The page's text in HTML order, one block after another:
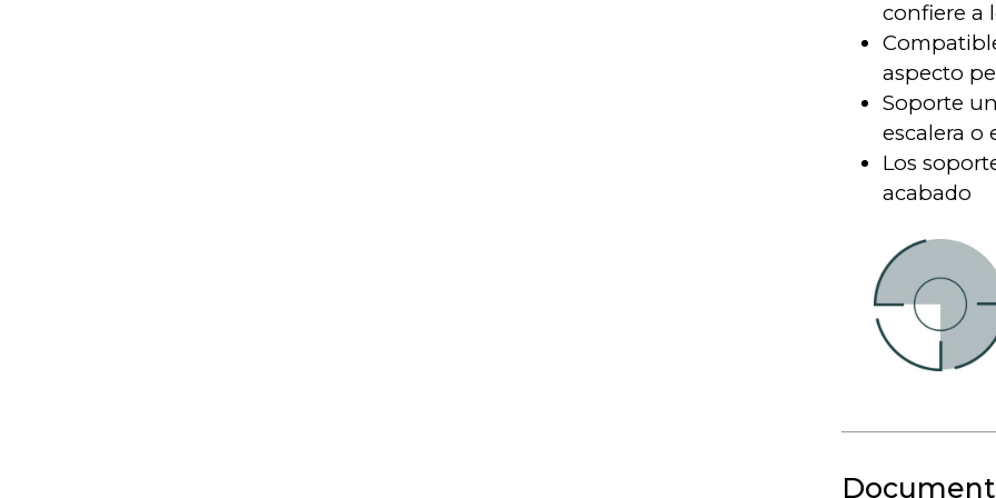
confiere a
aspecto
Soporte
escalera o
Los
acabado